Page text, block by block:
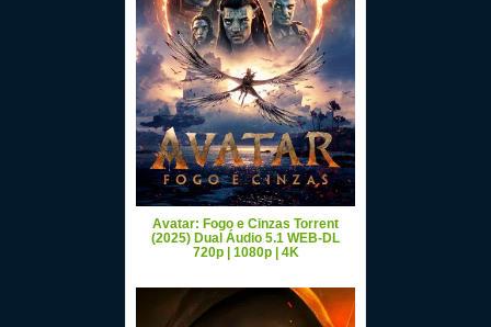
Avatar: Fogo e Cinzas Torrent
(2025) Dual Áudio 5.1 WEB-DL
720p | 1080p | 4K